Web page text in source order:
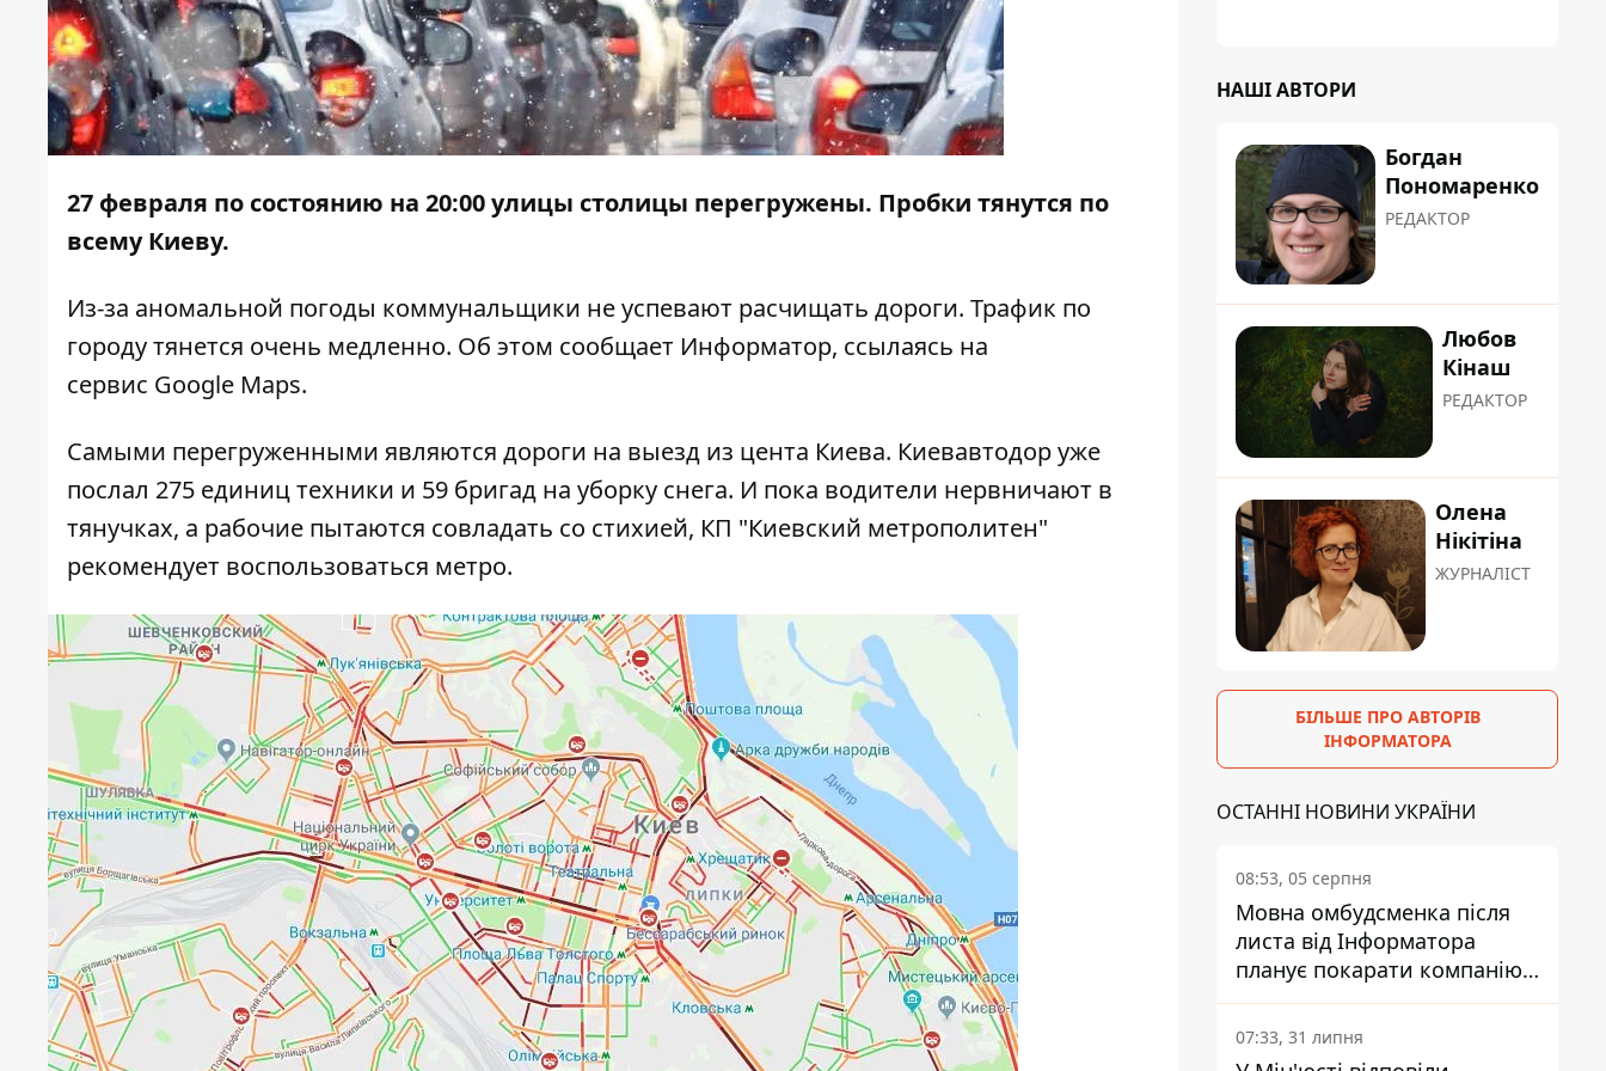
27 февраля по состоянию на 20:00 улицы столицы перегружены. Пробки тянутся по
всему Киеву.
Из-за аномальной погоды коммунальщики не успевают расчищать дороги. Трафик по
городу тянется очень медленно. Об этом сообщает Информатор, ссылаясь на
сервис Google Maps.
Самыми перегруженными являются дороги на выезд из цента Киева. Киевавтодор уже
послал 275 единиц техники и 59 бригад на уборку снега. И пока водители нервничают в
тянучках, а рабочие пытаются совладать со стихией, КП "Киевский метрополитен"
рекомендует воспользоваться метро.
НАШІ АВТОРИ
Богдан
Пономаренко
РЕДАКТОР
Любов
Кінаш
РЕДАКТОР
Олена
Нікітіна
ЖУРНАЛІСТ
БІЛЬШЕ ПРО АВТОРІВ
ІНФОРМАТОРА
ОСТАННІ НОВИНИ УКРАЇНИ
08:53, 05 серпня
Мовна омбудсменка після
листа від Інформатора
планує покарати компанію-
підрядника ПриватБанку
07:33, 31 липня